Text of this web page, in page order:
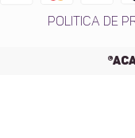
Politica de